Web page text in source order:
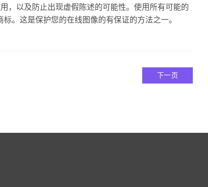
，以及防止出现虚假陈述的可能性。使用所有可能的
。这是保护您的在线图像的有保证的方法之一。
下一页